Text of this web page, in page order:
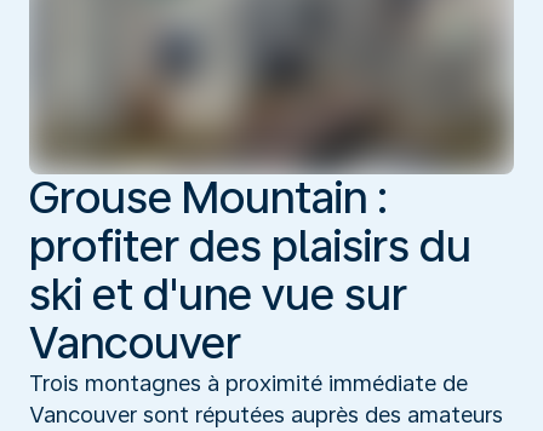
Grouse Mountain :
profiter des plaisirs du
ski et d'une vue sur
Vancouver
Trois montagnes à proximité immédiate de
Vancouver sont réputées auprès des amateurs